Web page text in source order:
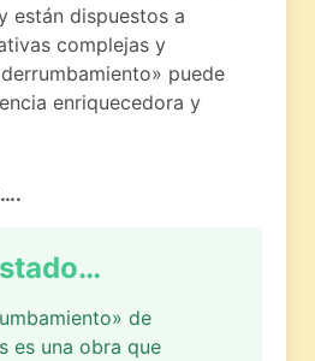
están dispuestos a
complejas y
puede
enriquecedora y
de
es una obra que